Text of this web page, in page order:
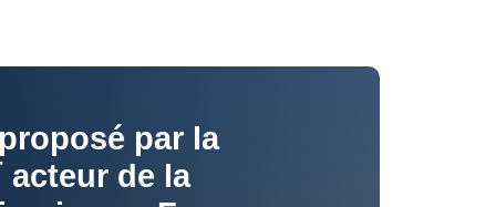
par la
acteur de la